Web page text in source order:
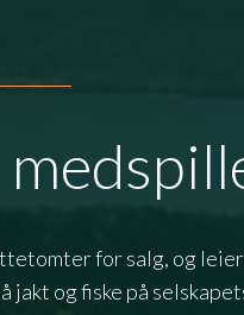
for salg, og
og fiske på